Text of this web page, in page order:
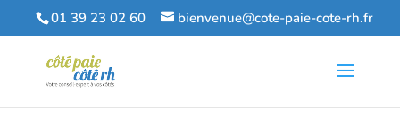
01 39 23 02 60 bienvenue@cote-paie-cote-rh.fr